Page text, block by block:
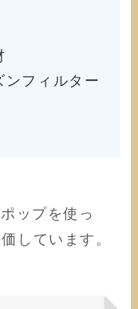
ンフィルター
ップを使っ
しています。